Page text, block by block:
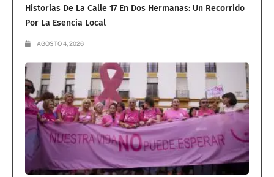
Historias De La Calle 17 En Dos Hermanas: Un Recorrido
Por La Esencia Local
AGOSTO 4, 2026